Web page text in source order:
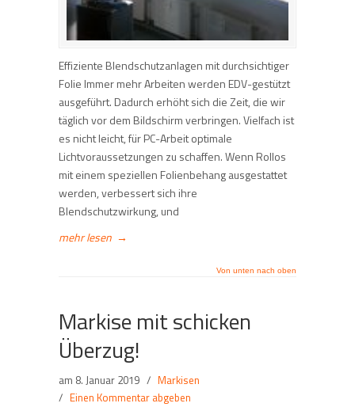
Effiziente Blendschutzanlagen mit durchsichtiger
Folie Immer mehr Arbeiten werden EDV-gestützt
ausgeführt. Dadurch erhöht sich die Zeit, die wir
täglich vor dem Bildschirm verbringen. Vielfach ist
es nicht leicht, für PC-Arbeit optimale
Lichtvoraussetzungen zu schaffen. Wenn Rollos
mit einem speziellen Folienbehang ausgestattet
werden, verbessert sich ihre
Blendschutzwirkung, und
mehr lesen →
Von unten nach oben
Markise mit schicken
Überzug!
am 8. Januar 2019 / Markisen
/ Einen Kommentar abgeben